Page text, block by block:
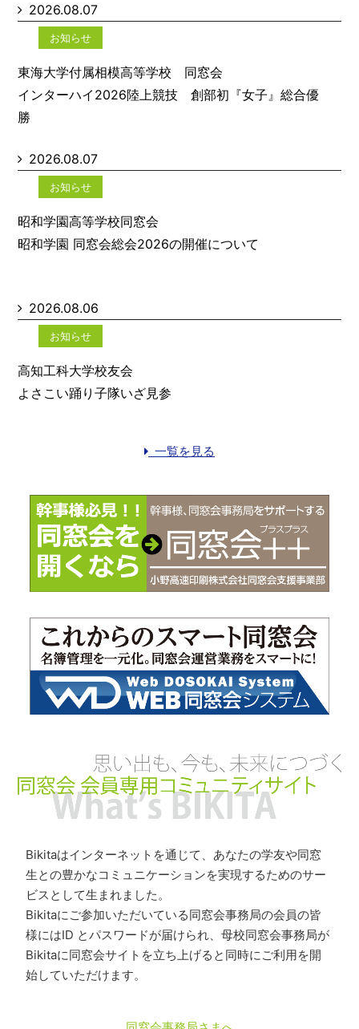
2026.08.07
お知らせ
東海大学付属相模高等学校 同窓会
インターハイ2026陸上競技 創部初『女子』総合優
勝
2026.08.07
お知らせ
昭和学園高等学校同窓会
昭和学園 同窓会総会2026の開催について
2026.08.06
お知らせ
高知工科大学校友会
よさこい踊り子隊いざ見参
一覧を見る
Bikitaはインターネットを通じて、あなたの学友や同窓
生との豊かなコミュニケーションを実現するためのサー
ビスとして生まれました。
Bikitaにご参加いただいている同窓会事務局の会員の皆
様にはID とパスワードが届けられ、母校同窓会事務局が
Bikitaに同窓会サイトを立ち上げると同時にご利用を開
始していただけます。